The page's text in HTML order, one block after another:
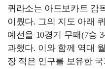
퀴라소는 아드보카트 감
이뤘다. 그의 지도 아래
예선을 10경기 무패(7승
과했다. 이와 함께 역대
장 적은 인구를 보유한